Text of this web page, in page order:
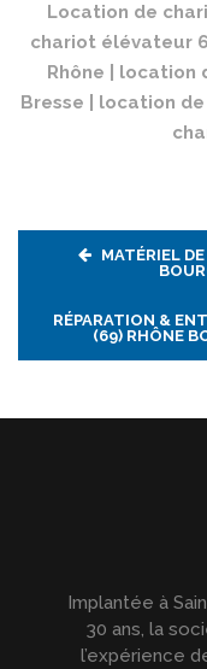
Location de
chariot élévateur
Rhône |
Bresse | location
MATÉRIEL
RÉPARATION &
(69) RHÔNE
Implantée à
30 ans, la
l’expérience